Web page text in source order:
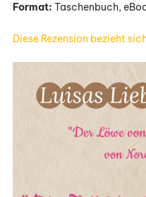
Format: Taschenbuch,
Diese Rezension bezieht